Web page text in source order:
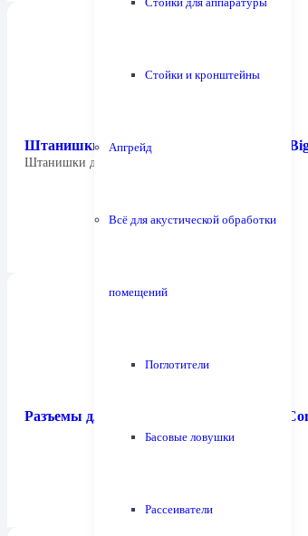
Стойки и кронштейны
Апгрейд
Всё для акустической обработки
помещений
Поглотители
Басовые ловушки
Рассеиватели
Штанишки для кабеля Chord Company
Штанишки для Clearway, Epic. Комплект из…
Разъемы для монтажа на кабель Chord